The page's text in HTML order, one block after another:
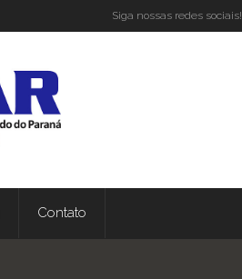
Siga nossas redes sociais!
Contato